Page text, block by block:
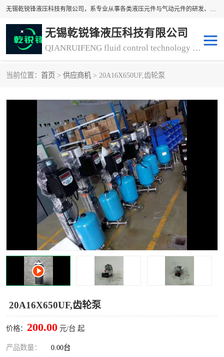
无锡乾锐锋液压科技有限公司，系专业从事各类液压元件与气动元件的研发、生产和销售业务为一体的生产型齿轮泵厂家、液压齿轮泵厂家。主要生产销售风冷式冷却器、液压油风冷却器，冷却器厂家直销、齿轮泵型号、齿轮泵厂家排名详情可来电咨询！
无锡乾锐锋液压科技有限公司
QIANRUIFENG fluid control technology co. LTD
当前位置： 首页 > 供应商机 > 20A16X650UF,齿轮泵
20A16X650UF,齿轮泵
价格： 200.00 元/台 起
产品数量： 0.00台
过滤器
离合器、制动器 气动元器件
齿轮泵厂家